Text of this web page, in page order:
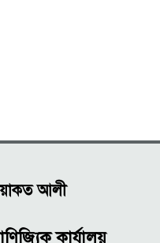
আলী
কার্যালয়